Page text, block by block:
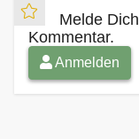
Melde
Kommentar.
Anmelden